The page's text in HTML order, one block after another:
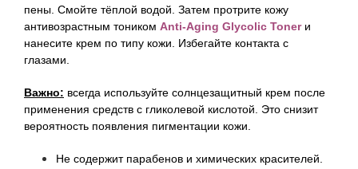
пены. Смойте тёплой водой. Затем протрите кожу
антивозрастным тоником Anti-Aging Glycolic Toner и
нанесите крем по типу кожи. Избегайте контакта с
глазами.
Важно: всегда используйте солнцезащитный крем после
применения средств с гликолевой кислотой. Это снизит
вероятность появления пигментации кожи.
Не содержит парабенов и химических красителей.